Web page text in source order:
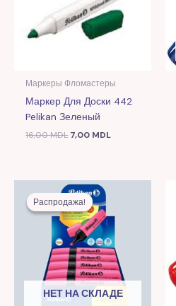
Маркеры Фломастеры
Маркер Для Доски 442
Pelikan Зеленый
16,00MDL 7,00 MDL
Распродажа!
НЕТ НА СКЛАДЕ
Распродажа!
Первоначальная
цена
составляла
14,00 MDL.